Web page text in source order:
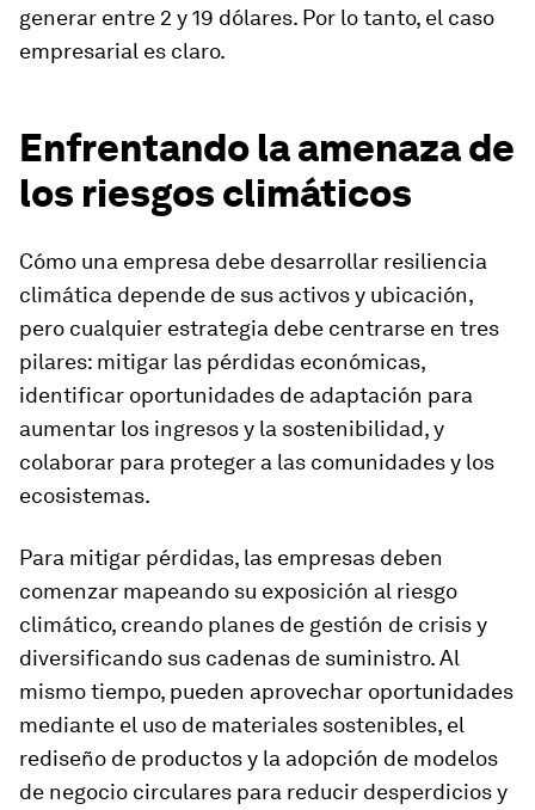
generar entre 2 y 19 dólares. Por lo tanto, el caso
empresarial es claro.
Enfrentando la amenaza de
los riesgos climáticos
Cómo una empresa debe desarrollar resiliencia
climática depende de sus activos y ubicación,
pero cualquier estrategia debe centrarse en tres
pilares: mitigar las pérdidas económicas,
identificar oportunidades de adaptación para
aumentar los ingresos y la sostenibilidad, y
colaborar para proteger a las comunidades y los
ecosistemas.
Para mitigar pérdidas, las empresas deben
comenzar mapeando su exposición al riesgo
climático, creando planes de gestión de crisis y
diversificando sus cadenas de suministro. Al
mismo tiempo, pueden aprovechar oportunidades
mediante el uso de materiales sostenibles, el
rediseño de productos y la adopción de modelos
de negocio circulares para reducir desperdicios y